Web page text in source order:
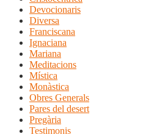
Devocionaris
Diversa
Franciscana
Ignaciana
Mariana
Meditacions
Mística
Monàstica
Obres Generals
Pares del desert
Pregària
Testimonis